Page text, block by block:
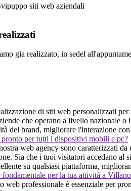
gia realizzato, in sedel
di siti web personalizzati
che operano a livello nazionale o
del brand, migliorare l'interazione
per tutti i dispositivi mobili e pc?
web agency sono caratterizzati
Sia che i tuoi visitatori accedano
su qualsiasi piattaforma,
fondamentale per la tua attività a
professionale è essenziale per